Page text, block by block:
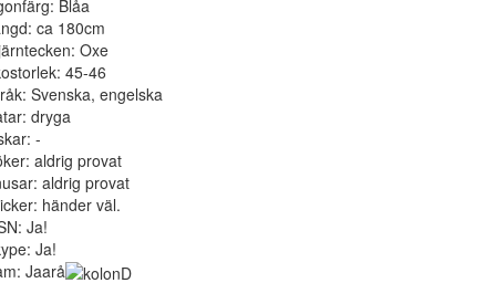
Blåa
ca 180cm
Oxe
45-46
Svenska, engelska
dryga
-
aldrig provat
aldrig provat
händer väl.
Ja!
Ja!
Jaarå